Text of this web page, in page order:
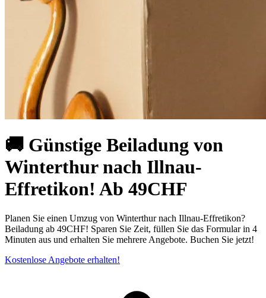
🚚 Günstige Beiladung von
Winterthur nach Illnau-
Effretikon! Ab 49CHF
Planen Sie einen Umzug von Winterthur nach Illnau-Effretikon?
Beiladung ab 49CHF! Sparen Sie Zeit, füllen Sie das Formular in 4
Minuten aus und erhalten Sie mehrere Angebote. Buchen Sie jetzt!
Kostenlose Angebote erhalten!